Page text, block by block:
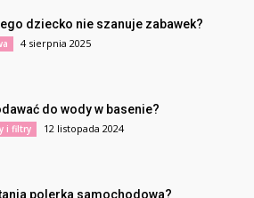
dziecko nie szanuje zabawek?
4 sierpnia 2025
do wody w basenie?
i filtry 12 listopada 2024
polerka samochodowa?